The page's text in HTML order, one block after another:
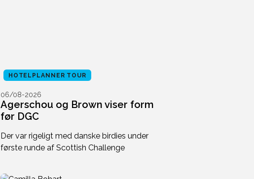
HOTELPLANNER TOUR
06/08-2026
Agerschou og Brown viser form
før DGC
Der var rigeligt med danske birdies under
første runde af Scottish Challenge